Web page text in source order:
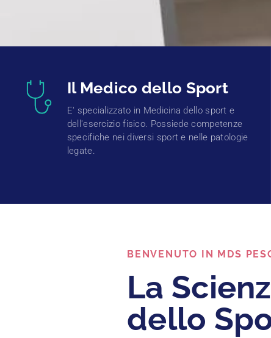
Il Medico dello Sport
E' specializzato in Medicina dello sport e
dell'esercizio fisico. Possiede competenze
specifiche nei diversi sport e nelle patologie
legate.
BENVENUTO IN MDS
La
dello